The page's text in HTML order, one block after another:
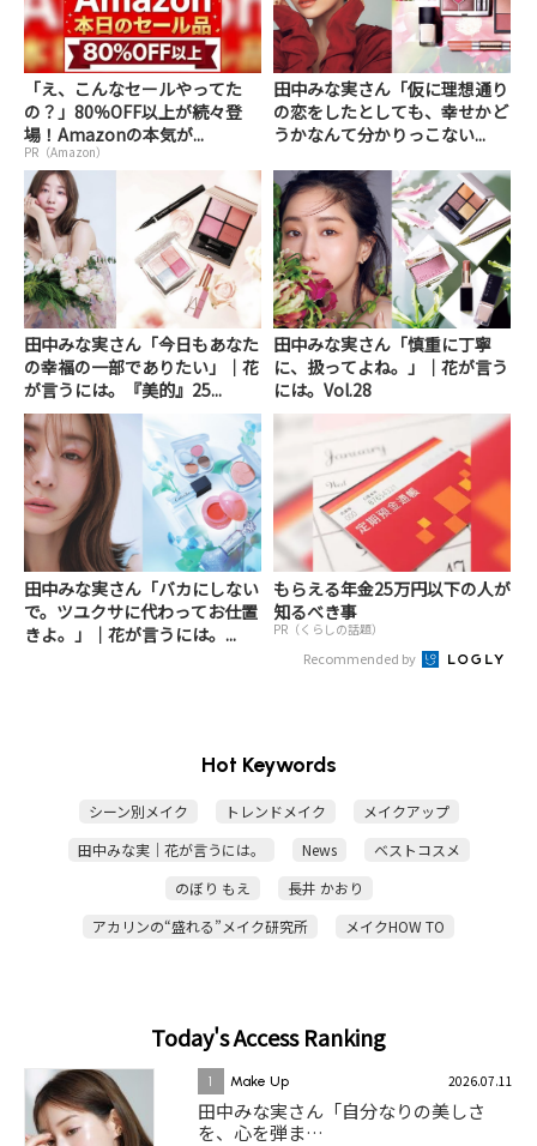
「え、こんなセールやってた
の？」80％OFF以上が続々登
場！Amazonの本気が...
PR（Amazon）
田中みな実さん「仮に理想通り
の恋をしたとしても、幸せかど
うかなんて分かりっこない...
田中みな実さん「今日もあなた
の幸福の一部でありたい」｜花
が言うには。『美的』25...
田中みな実さん「慎重に丁寧
に、扱ってよね。」｜花が言う
には。Vol.28
田中みな実さん「バカにしない
で。ツユクサに代わってお仕置
きよ。」｜花が言うには。...
もらえる年金25万円以下の人が
知るべき事
PR（くらしの話題）
Recommended by
Hot Keywords
シーン別メイク トレンドメイク
メイクアップ
田中みな実｜花が言うには。
News
ベストコスメ
のぼり もえ
長井 かおり
アカリンの“盛れる”メイク研究所
メイクHOW TO
Today's Access Ranking
1 Make Up 2026.07.11
田中みな実さん「自分なりの美しさ
を、心を弾ま…